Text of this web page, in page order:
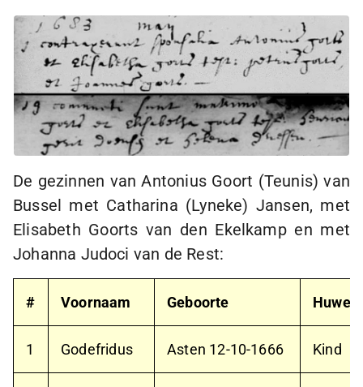
De gezinnen van Antonius Goort (Teunis) van
Bussel met Catharina (Lyneke) Jansen, met
Elisabeth Goorts van den Ekelkamp en met
Johanna Judoci van de Rest:
# Voornaam Geboorte
1 Godefridus Asten 12-10-1666 Kind